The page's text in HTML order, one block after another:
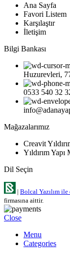
Ana Sayfa
Favori Listem
Karşılaştır
İletişim
Bilgi Bankası
Huzurevleri,
0533 540 32
Mağazalarımız
Creavit
Yıldırım Yapı
Dil Seçin
| Bolcal Yazılım ile
firmasına aittir.
Close
Menu
Categories